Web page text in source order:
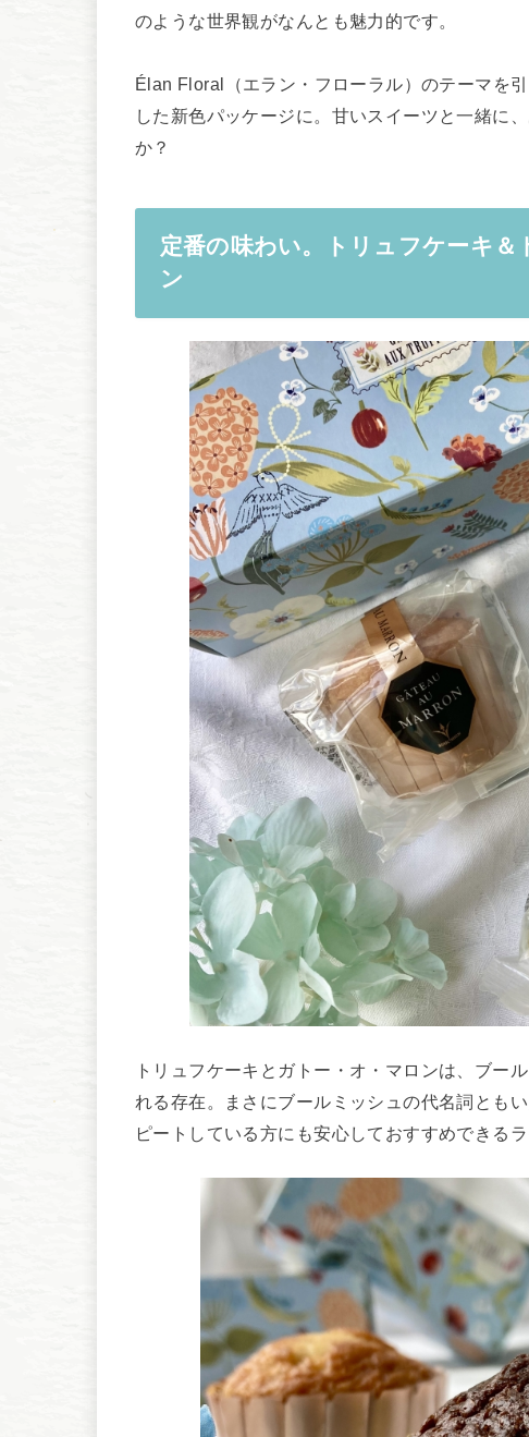
のような世界観がなんとも魅力的です。
Élan Floral（エラン・フローラル）のテーマを
した新色パッケージに。甘いスイーツと一緒に
か？
定番の味わい。トリュフケーキ
ン
トリュフケーキとガトー・オ・マロンは、ブー
れる存在。まさにブールミッシュの代名詞とも
ピートしている方にも安心しておすすめできるラ